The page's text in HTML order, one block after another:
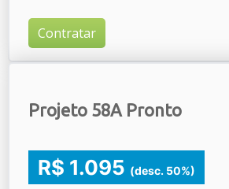
Contratar
Projeto 58A Pronto
R$ 1.095 (desc. 50%)